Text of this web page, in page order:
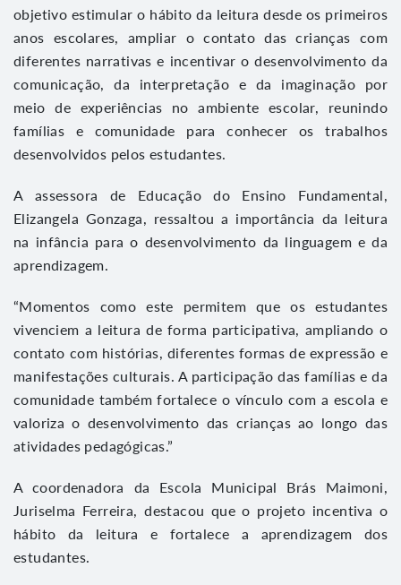
objetivo estimular o hábito da leitura desde os primeiros
anos escolares, ampliar o contato das crianças com
diferentes narrativas e incentivar o desenvolvimento da
comunicação, da interpretação e da imaginação por
meio de experiências no ambiente escolar, reunindo
famílias e comunidade para conhecer os trabalhos
desenvolvidos pelos estudantes.
A assessora de Educação do Ensino Fundamental,
Elizangela Gonzaga, ressaltou a importância da leitura
na infância para o desenvolvimento da linguagem e da
aprendizagem.
“Momentos como este permitem que os estudantes
vivenciem a leitura de forma participativa, ampliando o
contato com histórias, diferentes formas de expressão e
manifestações culturais. A participação das famílias e da
comunidade também fortalece o vínculo com a escola e
valoriza o desenvolvimento das crianças ao longo das
atividades pedagógicas.”
A coordenadora da Escola Municipal Brás Maimoni,
Juriselma Ferreira, destacou que o projeto incentiva o
hábito da leitura e fortalece a aprendizagem dos
estudantes.